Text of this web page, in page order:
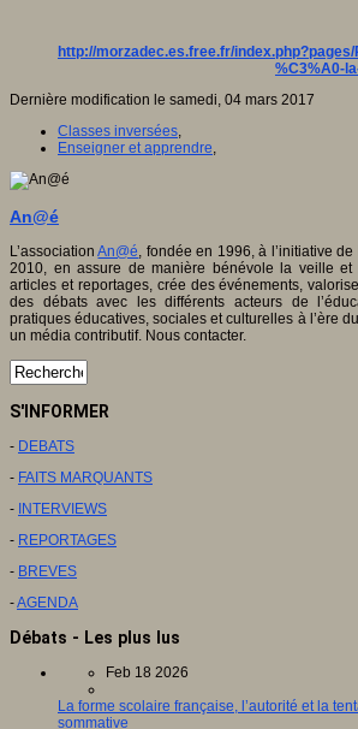
http://morzadec.es.free.fr/
%C3%A0-
Dernière modification le samedi, 04 mars 2017
Classes inversées,
Enseigner et apprendre,
An@é
L’associationAn@é, fondée en 1996, à l’initiative de
2010, en assure de manière bénévole la veille
articles et reportages, crée des événements,
des débats avec les différents acteurs de
pratiques éducatives, sociales et culturelles à l’ère
un média contributif. Nous contacter.
S'INFORMER
- DEBATS
- FAITS MARQUANTS
- INTERVIEWS
- REPORTAGES
- BREVES
-AGENDA
Débats - Les plus lus
Feb 18 2026
La forme scolaire française, l’autorité et la
sommative